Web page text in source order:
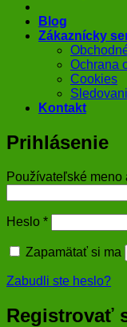
Blog
Zákaznícky
Ochrana
Cookies
Kontakt
Prihlásenie
Používateľské meno
Heslo *Povinné
Zapamätať si ma
Zabudli ste heslo?
Registrovať